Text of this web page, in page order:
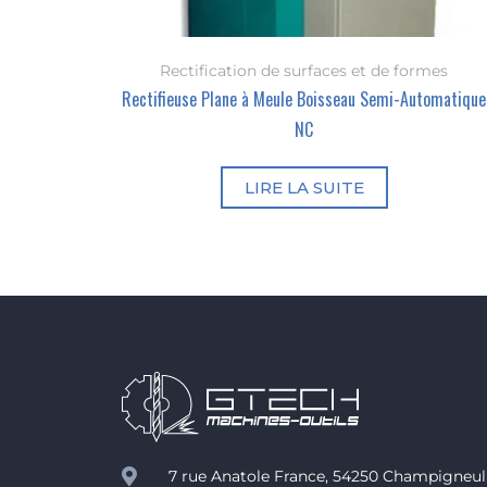
Rectification de surfaces et de formes
Rectifieuse Plane à Meule Boisseau Semi-Automatique
NC
LIRE LA SUITE
7 rue Anatole France, 54250